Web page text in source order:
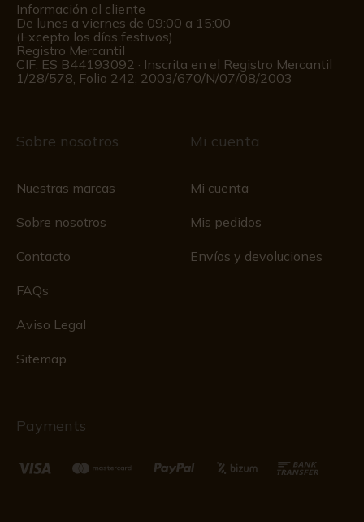
Información al cliente
De lunes a viernes de 09:00 a 15:00
(Excepto los días festivos)
Registro Mercantil
CIF: ES B44193092 · Inscrita en el Registro Mercantil
1/28/578, Folio 242, 2003/670/N/07/08/2003
Sobre nosotros
Nuestras marcas
Sobre nosotros
Contacto
FAQs
Aviso Legal
Sitemap
Mi cuenta
Mi cuenta
Mis pedidos
Envíos y devoluciones
Payments